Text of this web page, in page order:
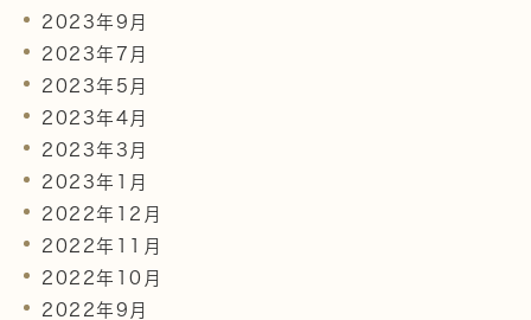
2023年9月
2023年7月
2023年5月
2023年4月
2023年3月
2023年1月
2022年12月
2022年11月
2022年10月
2022年9月